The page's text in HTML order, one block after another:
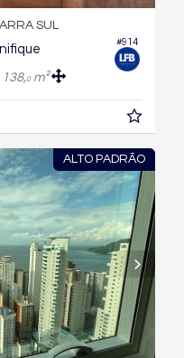
#914
SUL
138,0m²
ALTO PADRÃO